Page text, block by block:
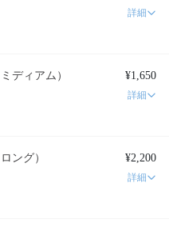
詳細
ディアム） ¥1,650
詳細
ング） ¥2,200
詳細